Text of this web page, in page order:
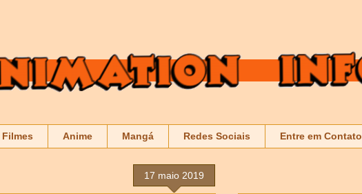
Filmes Anime Mangá Redes Sociais Entre em Contato
17 maio 2019